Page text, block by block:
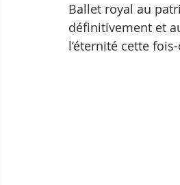
Ballet royal au
définitivement et
l’éternité cette